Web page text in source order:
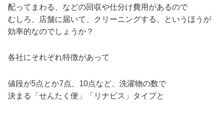
配ってまわる、などの回収や仕分け費用があるので
むしろ、店舗に届いて、クリーニングする、というほうが
効率的なのでしょうか？
各社にそれぞれ特徴があって
値段が5点とか7点、10点など、洗濯物の数で
決まる「せんたく便」「リナビス」タイプと